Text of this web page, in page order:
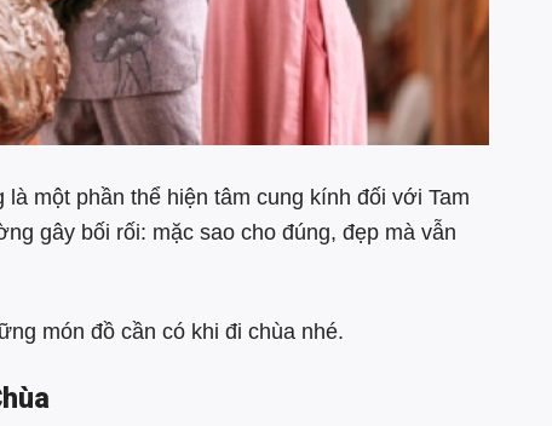
một phần thể hiện tâm cung kính đối với Tam
gây bối rối: mặc sao cho đúng, đẹp mà vẫn
món đồ cần có khi đi chùa nhé.